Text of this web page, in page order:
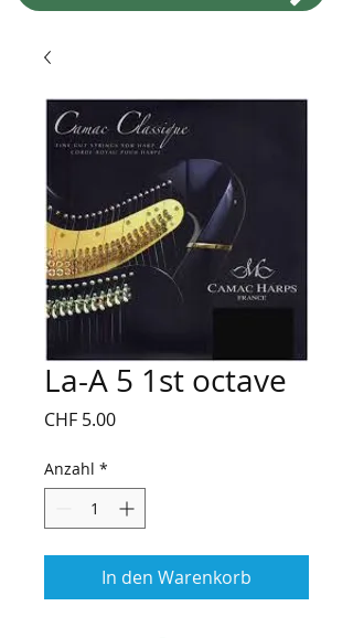
La-A 5 1st octave
CHF 5.00Preis
Anzahl *
In den Warenkorb